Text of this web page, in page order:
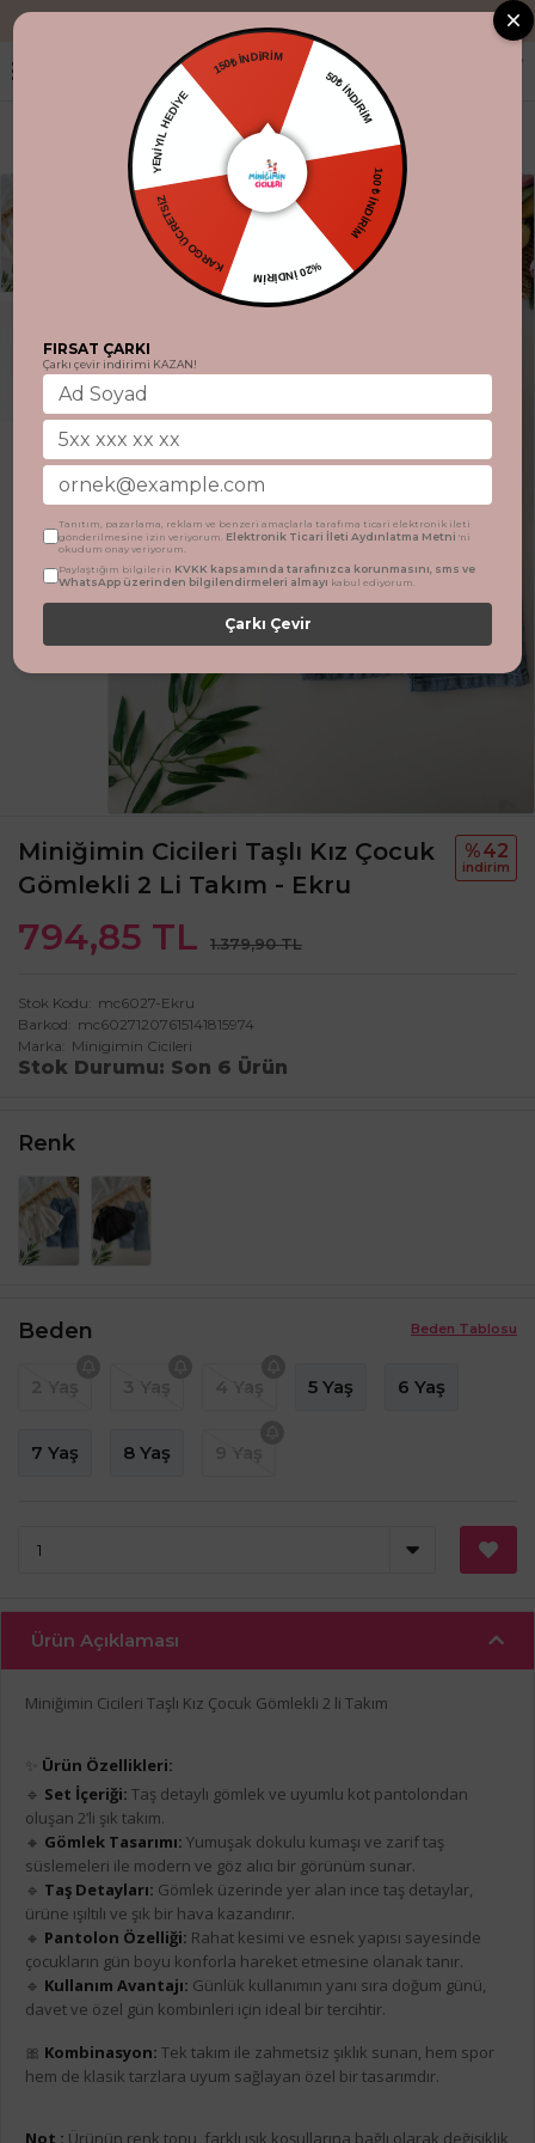
"Aynı gün
Miniğimin Cicileri Taşlı Kız Çocuk
Gömlekli 2 Li Takım - Ekru
794,85 TL 1.379,90 TL
%42
i̇ndi̇ri̇m
Stok Kodu
mc6027-Ekru
Barkod
mc60271207615141815974
Marka
Minigimin Cicileri
Stok Durumu Son 6 Ürün
Renk
Beden Tablosu
Beden
5 Yaş 6 Yaş
7 Yaş 8 Yaş
Ürün Açıklaması
Miniğimin Cicileri Taşlı Kız Çocuk Gömlekli 2 li Takım
Ürün Özellikleri:
🔹 Set İçeriği: Taş detaylı gömlek ve uyumlu kot pantolondan
oluşan 2’li şık takım.
🔸 Gömlek Tasarımı: Yumuşak dokulu kumaşı ve zarif taş
süslemeleri ile modern ve göz alıcı bir görünüm sunar.
🔹 Taş Detayları: Gömlek üzerinde yer alan ince taş detaylar,
ürüne ışıltılı ve şık bir hava kazandırır.
🔸 Pantolon Özelliği: Rahat kesimi ve esnek yapısı sayesinde
çocukların gün boyu konforla hareket etmesine olanak tanır.
🔹 Kullanım Avantajı: Günlük kullanımın yanı sıra doğum günü,
davet ve özel gün kombinleri için ideal bir tercihtir.
🎀 Kombinasyon: Tek takım ile zahmetsiz şıklık sunan, hem spor
hem de klasik tarzlara uyum sağlayan özel bir tasarımdır.
Not : Ürünün renk tonu, farklı ışık koşullarına bağlı olarak değişiklik
150₺ İNDİRİM
50₺ İNDİRİM
100 ₺ İNDİRİM
%20 İNDİRİM
KARGO ÜCRETSİZ
YENİYIL HEDİYE
FIRSAT ÇARKI
Çarkı çevir indirimi KAZAN!
Tanıtım, pazarlama, reklam ve benzeri amaçlarla tarafıma ticari elektronik ileti
gönderilmesine izin veriyorum. Elektronik Ticari İleti Aydınlatma Metni 'ni
okudum onay veriyorum.
Paylaştığım bilgilerin KVKK kapsamında tarafınızca korunmasını, sms ve
WhatsApp üzerinden bilgilendirmeleri almayı kabul ediyorum.
Çarkı Çevir